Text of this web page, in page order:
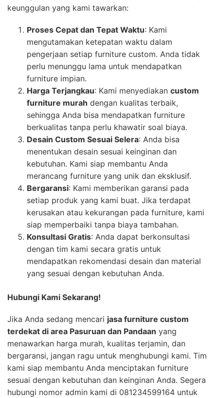
keunggulan yang kami tawarkan:
Proses Cepat dan Tepat Waktu: Kami
mengutamakan ketepatan waktu dalam
pengerjaan setiap furniture custom. Anda tidak
perlu menunggu lama untuk mendapatkan
furniture impian.
Harga Terjangkau: Kami menyediakan custom
furniture murah dengan kualitas terbaik,
sehingga Anda bisa mendapatkan furniture
berkualitas tanpa perlu khawatir soal biaya.
Desain Custom Sesuai Selera: Anda bisa
menentukan desain sesuai keinginan dan
kebutuhan. Kami siap membantu Anda
merancang furniture yang unik dan eksklusif.
Bergaransi: Kami memberikan garansi pada
setiap produk yang kami buat. Jika terdapat
kerusakan atau kekurangan pada furniture, kami
siap memperbaiki tanpa biaya tambahan.
Konsultasi Gratis: Anda dapat berkonsultasi
dengan tim kami secara gratis untuk
mendapatkan rekomendasi desain dan material
yang sesuai dengan kebutuhan Anda.
Hubungi Kami Sekarang!
Jika Anda sedang mencari jasa furniture custom
terdekat di area Pasuruan dan Pandaan yang
menawarkan harga murah, kualitas terjamin, dan
bergaransi, jangan ragu untuk menghubungi kami. Tim
kami siap membantu Anda menciptakan furniture
sesuai dengan kebutuhan dan keinginan Anda. Segera
hubungi nomor admin kami di 081234599164 untuk